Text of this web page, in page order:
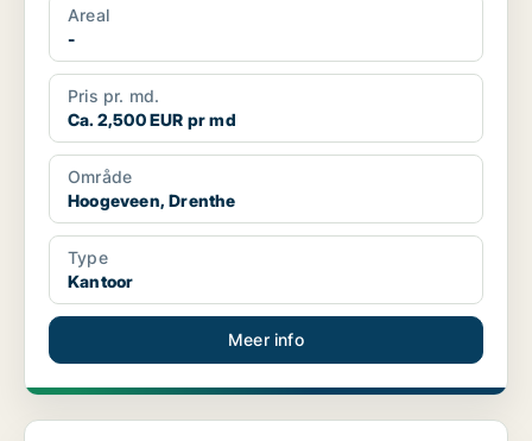
Areal
-
Pris pr. md.
Ca. 2,500 EUR pr md
Område
Hoogeveen, Drenthe
Type
Kantoor
Meer info
Kantoor in Meppel, Drenthe